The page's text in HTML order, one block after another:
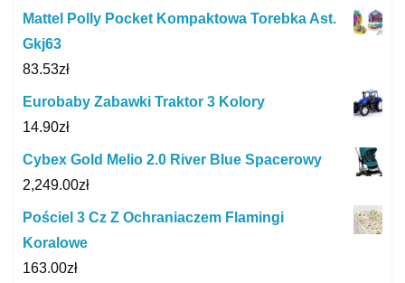
Mattel Polly Pocket Kompaktowa Torebka Ast.
Gkj63
83.53zł
Eurobaby Zabawki Traktor 3 Kolory
14.90zł
Cybex Gold Melio 2.0 River Blue Spacerowy
2,249.00zł
Pościel 3 Cz Z Ochraniaczem Flamingi
Koralowe
163.00zł